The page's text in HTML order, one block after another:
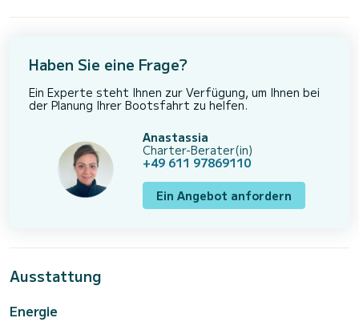
Haben Sie eine Frage?
Ein Experte steht Ihnen zur Verfügung, um Ihnen bei
der Planung Ihrer Bootsfahrt zu helfen.
Anastassia
Charter-Berater(in)
+49 611 97869110
Ein Angebot anfordern
Ausstattung
Energie